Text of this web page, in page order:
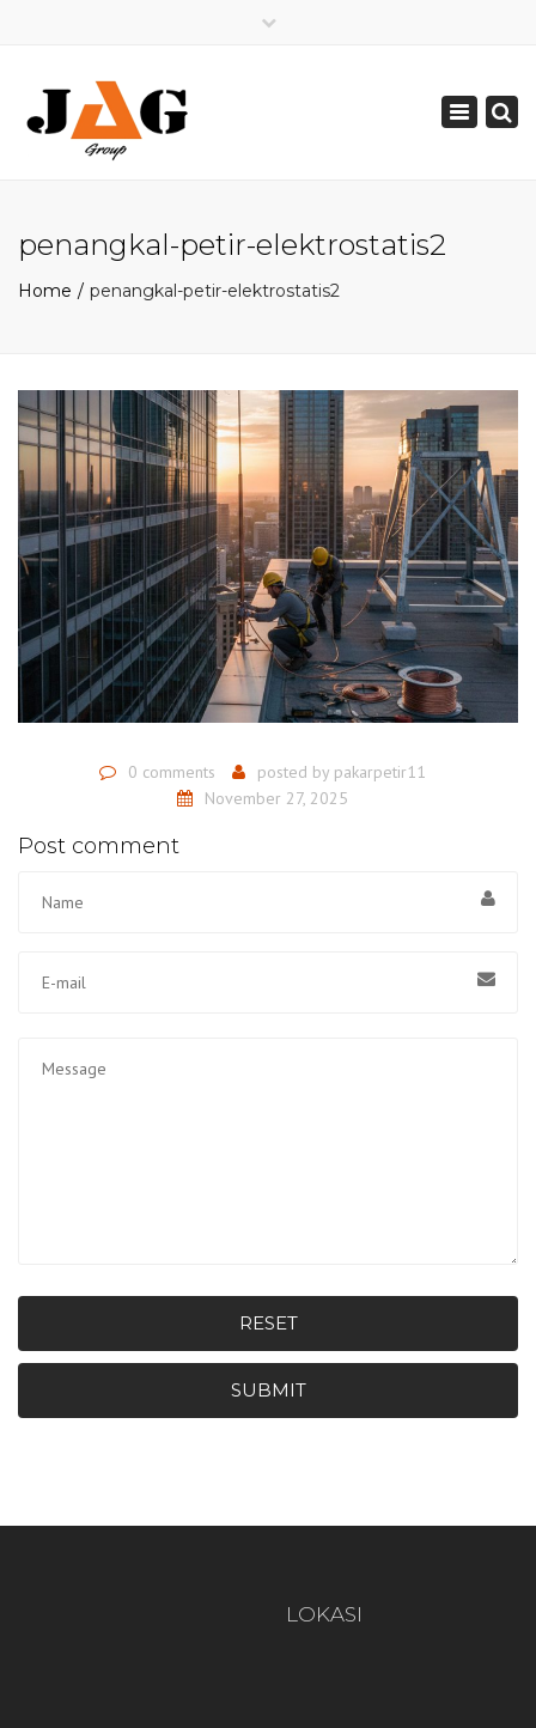
Toggle
penangkal-petir-elektrostatis2
Home penangkal-petir-elektrostatis2
0 comments posted by pakarpetir11
November 27, 2025
Post comment
RESET
SUBMIT
LOKASI